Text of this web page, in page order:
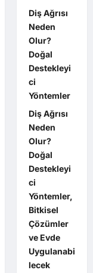
Diş Ağrısı
Neden
Olur?
Doğal
Destekleyi
ci
Yöntemler
Diş Ağrısı
Neden
Olur?
Doğal
Destekleyi
ci
Yöntemler,
Bitkisel
Çözümler
ve Evde
Uygulanabi
lecek